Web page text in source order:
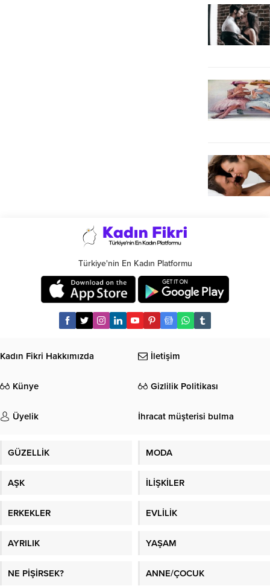
Türkiye'nin En Kadın Platformu
Kadın Fikri Hakkımızda İletişim
Künye Gizlilik Politikası
Üyelik İhracat müşterisi bulma
GÜZELLİK MODA
AŞK İLİŞKİLER
ERKEKLER EVLİLİK
AYRILIK YAŞAM
NE PİŞİRSEK? ANNE/ÇOCUK